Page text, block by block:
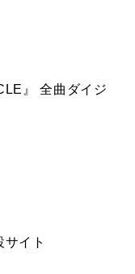
』 全曲 ダイジ
サイト